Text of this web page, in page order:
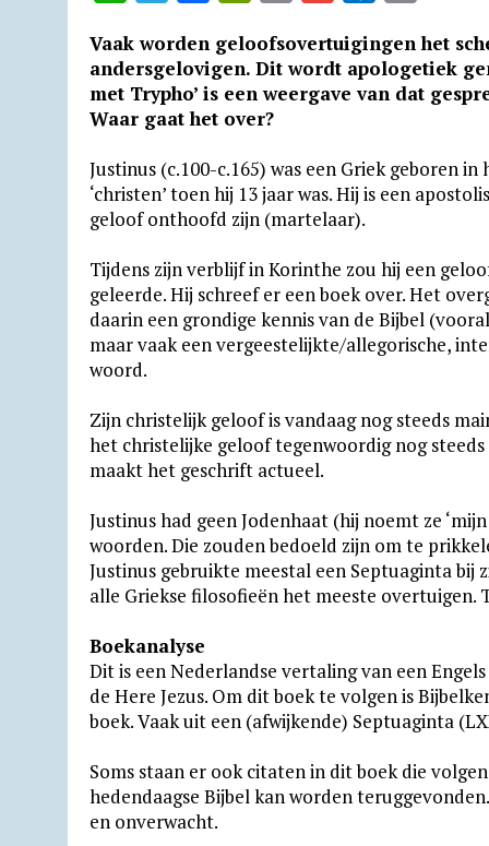
a
t
s
p
p
l
e
g
a
m
c
e
b
o
k
i
n
t
r
i
n
d
l
a
i
a
i
t
l
k
o
m
i
n
Vaak worden geloofsovertuigingen het
andersgelovigen. Dit wordt apologetiek
met Trypho’ is een weergave van dat
Waar gaat het over?
Justinus (c.100-c.165) was een Griek geboren
‘christen’ toen hij 13 jaar was. Hij is een
geloof onthoofd zijn (martelaar).
Tijdens zijn verblijf in Korinthe zou hij een
geleerde. Hij schreef er een boek over. Het
daarin een grondige kennis van de Bijbel
maar vaak een vergeestelijkte/allegorische,
woord.
Zijn christelijk geloof is vandaag nog steeds
het christelijke geloof tegenwoordig nog
maakt het geschrift actueel.
Justinus had geen Jodenhaat (hij noemt ze
woorden. Die zouden bedoeld zijn om te
Justinus gebruikte meestal een Septuaginta
alle Griekse filosofieën het meeste overtuigen.
Boekanalyse
Dit is een Nederlandse vertaling van een
de Here Jezus. Om dit boek te volgen is
boek. Vaak uit een (afwijkende) Septuaginta
Soms staan er ook citaten in dit boek die
hedendaagse Bijbel kan worden
en onverwacht.